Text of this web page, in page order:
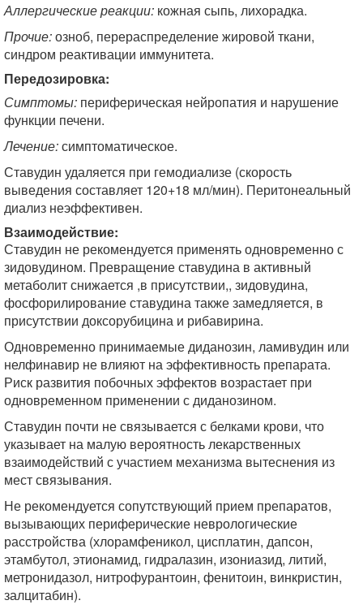
Аллергические реакции: кожная сыпь, лихорадка.
Прочие:озноб, перераспределение жировой ткани,
синдром реактивации иммунитета.
Передозировка:
Симптомы: периферическая нейропатия и нарушение
функции печени.
Лечение:симптоматическое.
Ставудин удаляется при гемодиализе (скорость
выведения составляет 120+18 мл/мин). Перитонеальный
диализ неэффективен.
Взаимодействие:
Ставудин не рекомендуется применять одновременно с
зидовудином. Превращение ставудина в активный
метаболит снижается ,в присутствии,, зидовудина,
фосфорилирование ставудина также замедляется, в
присутствии доксорубицина и рибавирина.
Одновременно принимаемые диданозин, ламивудин или
нелфинавир не влияют на эффективность препарата.
Риск развития побочных эффектов возрастает при
одновременном применении с диданозином.
Ставудин почти не связывается с белками крови, что
указывает на малую вероятность лекарственных
взаимодействий с участием механизма вытеснения из
мест связывания.
Не рекомендуется сопутствующий прием препаратов,
вызывающих периферические неврологические
расстройства (хлорамфеникол, цисплатин, дапсон,
этамбутол, этионамид, гидралазин, изониазид, литий,
метронидазол, нитрофурантоин, фенитоин, винкристин,
залцитабин).